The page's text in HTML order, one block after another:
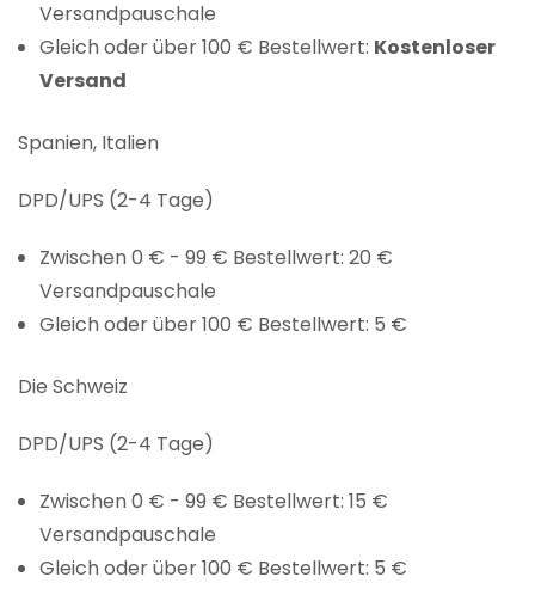
Versandpauschale
Gleich oder über 100 € Bestellwert: Kostenloser
Versand
Spanien, Italien
DPD/UPS (2-4 Tage)
Zwischen 0 € - 99 € Bestellwert: 20 €
Versandpauschale
Gleich oder über 100 € Bestellwert: 5 €
Die Schweiz
DPD/UPS (2-4 Tage)
Zwischen 0 € - 99 € Bestellwert: 15 €
Versandpauschale
Gleich oder über 100 € Bestellwert: 5 €